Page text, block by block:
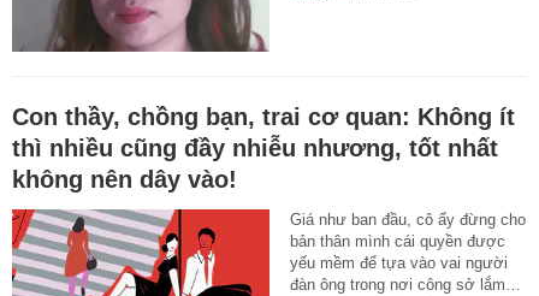
Con thầy, chồng bạn, trai cơ quan: Không ít
thì nhiều cũng đầy nhiễu nhương, tốt nhất
không nên dây vào!
Giá như ban đầu, cô ấy đừng cho
bản thân mình cái quyền được
yếu mềm để tựa vào vai người
đàn ông trong nơi công sở lắm…